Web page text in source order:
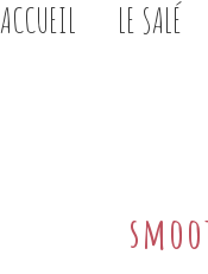
ACCUEIL LE SALÉ